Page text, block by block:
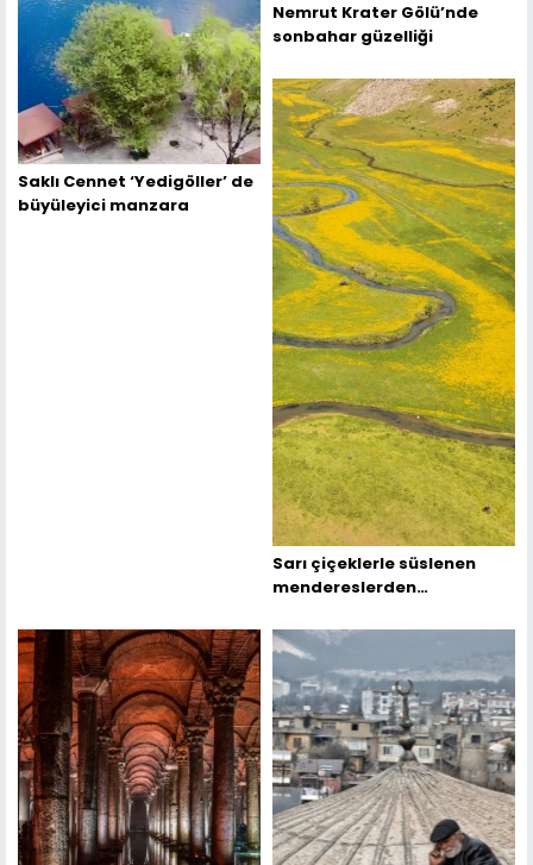
Saklı Cennet ‘Yedigöller’ de
büyüleyici manzara
Nemrut Krater Gölü’nde
sonbahar güzelliği
Sarı çiçeklerle süslenen
mendereslerden